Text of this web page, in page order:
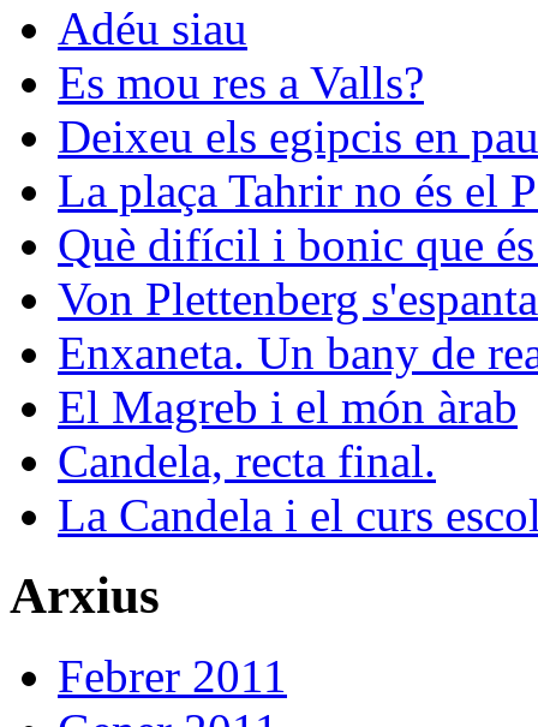
Adéu siau
Es mou res a Valls?
Deixeu els egipcis en
La plaça Tahrir no és el
Què difícil i bonic que és
Von Plettenberg s'espanta
Enxaneta. Un bany de
El Magreb i el món àrab
Candela, recta final.
La Candela i el curs
Arxius
Febrer 2011